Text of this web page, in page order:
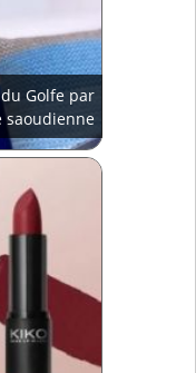
Golfe par
saoudienne